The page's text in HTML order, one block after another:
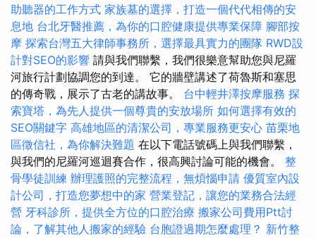
助聽器的工作方式 家族墓的選擇，打造一個代代相傳的安
息地 台北牙醫推薦，為你的口腔健康提供專業保障 腳部按
摩 探索台灣五大律師事務所，選擇最具實力的團隊 RWD設
計對SEO的影響 請與我們聯繫，我們很樂意幫助您與尼羅
河旅行計劃協調您的到達。 它的牆壁講述了荷魯斯和塞思
的傳奇戰，展示了古老的講故事。 台中輕井澤按摩服務 探
索寶塔，為先人提供一個尊貴的安放場所 如何選擇有效的
SEO關鍵字 高雄地區的清潔公司，專業服務更安心 苗栗地
區徵信社，為你解決難題 在以下電話號碼上與我們聯繫，
與我們的尼羅河巡迴賽合作，很高興討論可能的機會。 整
骨學徒訓練 辦理護照的完整流程，無煩惱申請 優質室內設
計公司，打造您夢想中的家 營業登記，讓您的業務合法經
營 牙科診所，提供全方位的口腔治療 搬家公司費用Ptt討
論，了解其他人搬家的經驗 台胞證過期怎麼處理？ 新竹整